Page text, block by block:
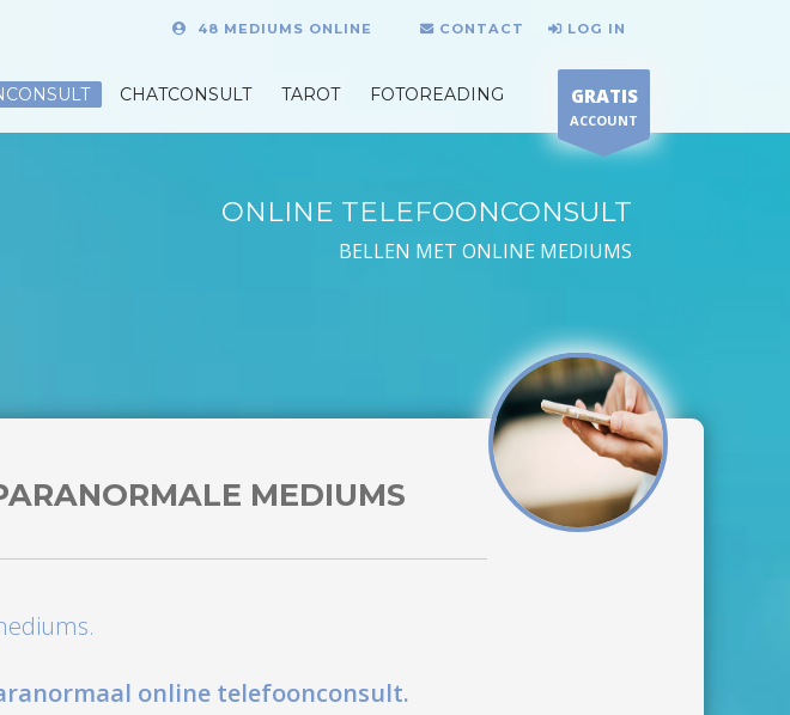
48 MEDIUMS ONLINE CONTACT LOG IN
CHATCONSULT TAROT FOTOREADING GRATIS
ACCOUNT
ONLINE TELEFOONCONSULT
BELLEN MET ONLINE MEDIUMS
MEDIUMS
online telefoonconsult.